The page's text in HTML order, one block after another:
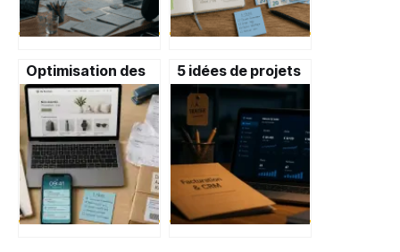
Optimisation des
ressources :
comment
transformer vos
contraintes
opérationnelles en
levier de
performance
durable ?
5 idées de projets
rentables à lancer
avec moins de 500
€ : guide pratique